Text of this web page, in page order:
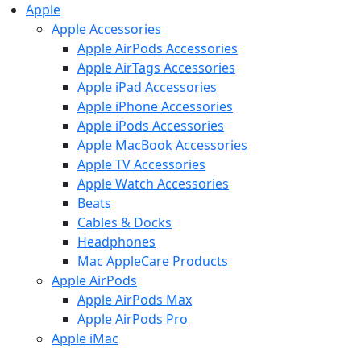
Apple
Apple Accessories
Apple AirPods Accessories
Apple AirTags Accessories
Apple iPad Accessories
Apple iPhone Accessories
Apple iPods Accessories
Apple MacBook Accessories
Apple TV Accessories
Apple Watch Accessories
Beats
Cables & Docks
Headphones
Mac AppleCare Products
Apple AirPods
Apple AirPods Max
Apple AirPods Pro
Apple iMac